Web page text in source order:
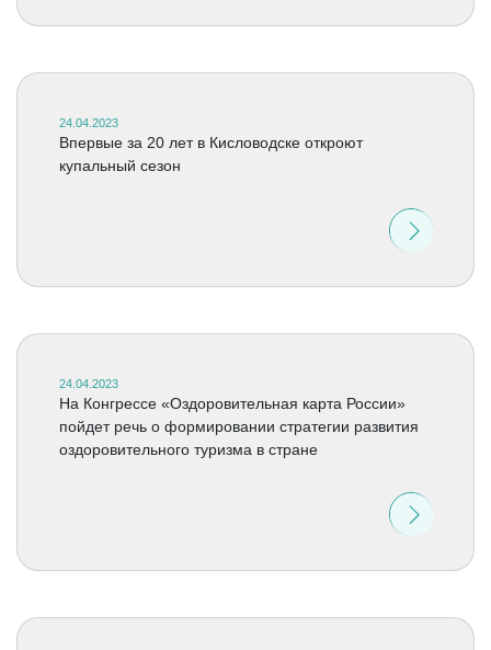
24.04.2023
Впервые за 20 лет в Кисловодске откроют
купальный сезон
24.04.2023
На Конгрессе «Оздоровительная карта России»
пойдет речь о формировании стратегии развития
оздоровительного туризма в стране